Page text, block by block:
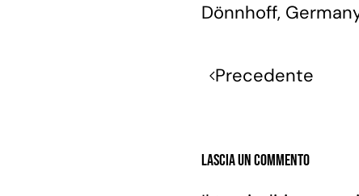
Dönnhoff,
Precedente
Lascia un commento